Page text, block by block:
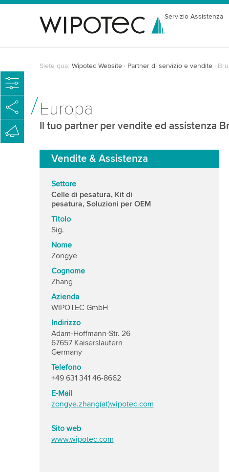
Servizio Assistenza
Siete qua: Wipotec Website Partner di servizio e vendite
Europa
Il tuo partner per vendite ed assistenza
Vendite & Assistenza
Settore
Celle di pesatura, Kit di
pesatura, Soluzioni per OEM
Titolo
Sig.
Nome
Zongye
Cognome
Zhang
Azienda
WIPOTEC GmbH
Indirizzo
Adam-Hoffmann-Str. 26
67657 Kaiserslautern
Germany
Telefono
+49 631 341 46-8662
E-Mail
zongye.zhang(at)wipotec.com
Sito web
www.wipotec.com